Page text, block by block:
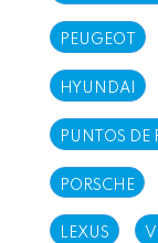
PEUGEOT
HYUNDAI
PUNTOS DE
PORSCHE
LEXUS